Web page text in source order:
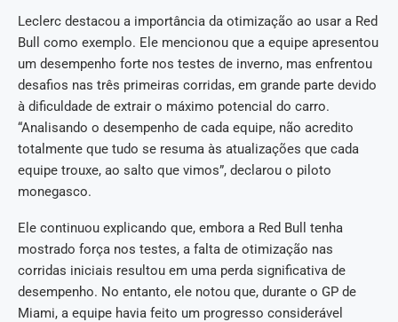
Leclerc destacou a importância da otimização ao usar a Red
Bull como exemplo. Ele mencionou que a equipe apresentou
um desempenho forte nos testes de inverno, mas enfrentou
desafios nas três primeiras corridas, em grande parte devido
à dificuldade de extrair o máximo potencial do carro.
“Analisando o desempenho de cada equipe, não acredito
totalmente que tudo se resuma às atualizações que cada
equipe trouxe, ao salto que vimos”, declarou o piloto
monegasco.
Ele continuou explicando que, embora a Red Bull tenha
mostrado força nos testes, a falta de otimização nas
corridas iniciais resultou em uma perda significativa de
desempenho. No entanto, ele notou que, durante o GP de
Miami, a equipe havia feito um progresso considerável